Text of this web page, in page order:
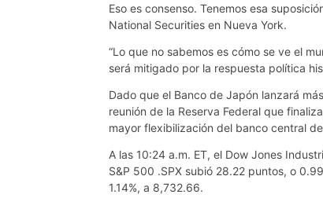
Eso es consenso. Tenemos esa
National Securities en Nueva York.
“Lo que no sabemos es cómo se ve el
será mitigado por la respuesta política
Dado que el Banco de Japón lanzará
reunión de la Reserva Federal que
mayor flexibilización del banco central de
A las 10:24 a.m. ET, el Dow Jones
S&P 500 .SPX subió 28.22 puntos, o
1.14%, a 8,732.66.